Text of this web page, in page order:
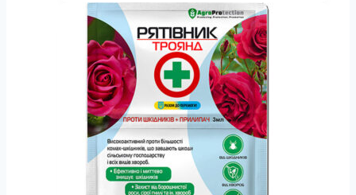
саду
Чистий
стовбур
350
мл
кількість